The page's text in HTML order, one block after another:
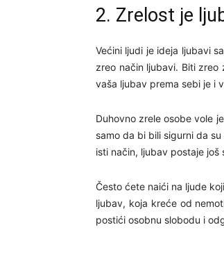
2. Zrelost je
Većini ljudi je ideja ljubavi
zreo način ljubavi. Biti
vaša ljubav prema sebi je i
Duhovno zrele osobe vole
samo da bi bili sigurni da
isti način, ljubav postaje još
Često ćete naići na ljude
ljubav, koja kreće od
postići osobnu slobodu i